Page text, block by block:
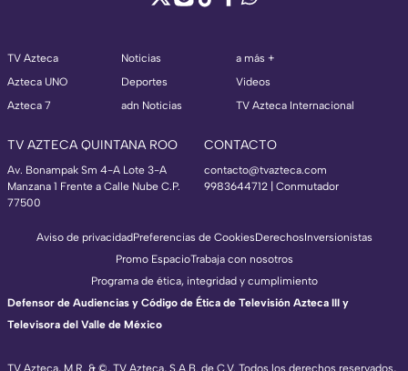
TV Azteca
Azteca UNO
Azteca 7
Noticias
Deportes
adn Noticias
a más +
Videos
TV Azteca Internacional
TV AZTECA QUINTANA ROO
Av. Bonampak Sm 4-A Lote 3-A
Manzana 1 Frente a Calle Nube C.P.
77500
CONTACTO
contacto@tvazteca.com
9983644712 | Conmutador
Aviso de privacidadPreferencias de CookiesDerechosInversionistas
Promo EspacioTrabaja con nosotros
Programa de ética, integridad y cumplimiento
Defensor de Audiencias y Código de Ética de Televisión Azteca III y
Televisora del Valle de México